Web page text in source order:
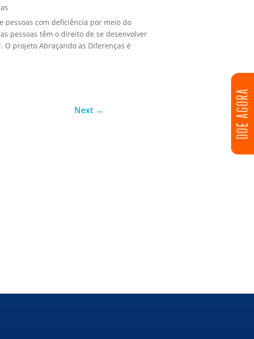
DOE AGORA
pessoas com deficiência por meio do
pessoas têm o direito de se desenvolver
projeto Abraçando as Diferenças é
Next →